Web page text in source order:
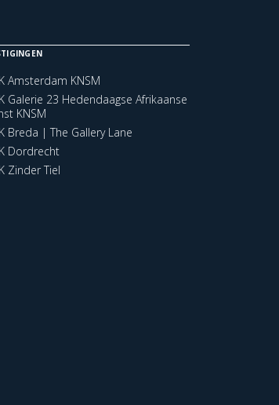
Amsterdam KNSM
Galerie 23 Hedendaagse Afrikaanse
KNSM
Breda | The Gallery Lane
Dordrecht
Zinder Tiel